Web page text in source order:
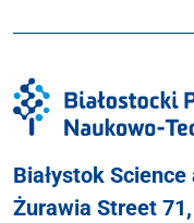
Białystok
Żurawia Street